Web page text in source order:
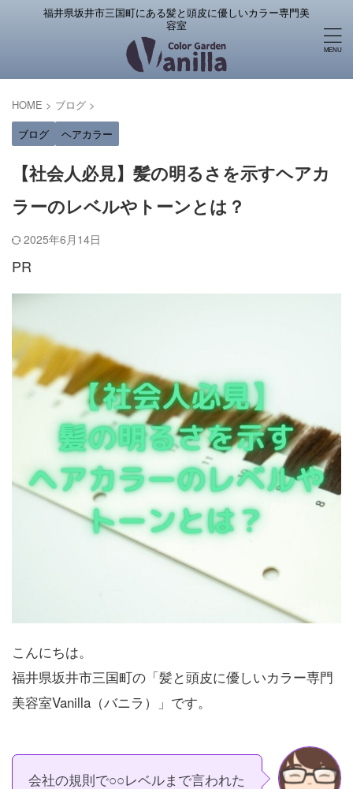
福井県坂井市三国町にある髪と頭皮に優しいカラー専門美
容室
HOME > ブログ >
ブログ
ヘアカラー
【社会人必見】髪の明るさを示すヘアカ
ラーのレベルやトーンとは？
2025年6月14日
PR
こんにちは。
福井県坂井市三国町の「髪と頭皮に優しいカラー専門
美容室Vanilla（バニラ）」です。
会社の規則で○○レベルまで言われた